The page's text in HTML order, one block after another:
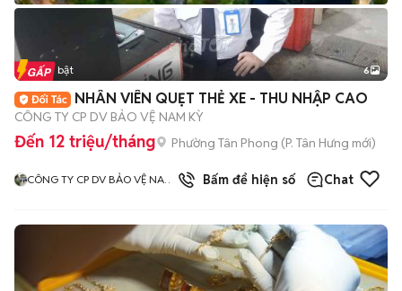
+2
Tin nổi bật 6
NHÂN VIÊN QUẸT THẺ XE - THU NHẬP CAO
CÔNG TY CP DV BẢO VỆ NAM KỲ
Đến 12 triệu/tháng Phường Tân Phong (P. Tân Hưng mới)
CÔNG TY CP DV BẢO VỆ NAM
3đã bán
Bấm để hiện số Chat